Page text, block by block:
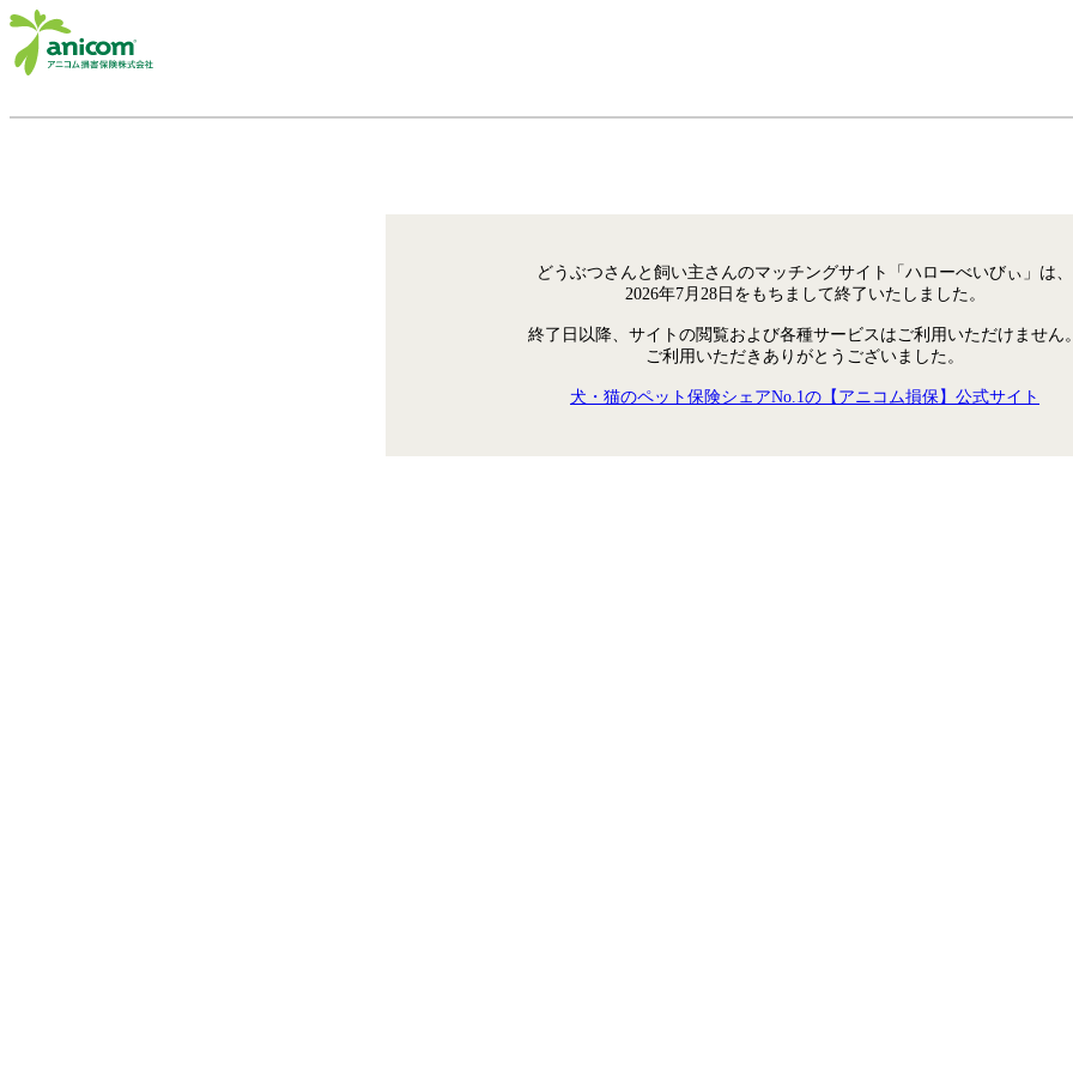
どうぶつさんと飼い主さんのマッチングサイト「ハローべいびぃ」は、
2026年7月28日をもちまして終了いたしました。
終了日以降、サイトの閲覧および各種サービスはご利用いただけません
ご利用いただきありがとうございました。
犬・猫のペット保険シェアNo.1の【アニコム損保】公式サイト